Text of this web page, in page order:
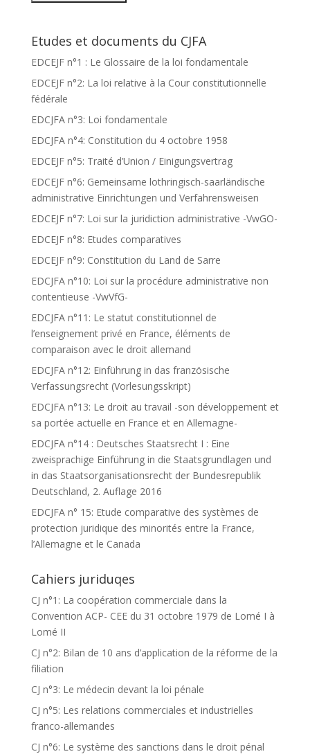
Etudes et documents du CJFA
EDCEJF n°1 : Le Glossaire de la loi fondamentale
EDCEJF n°2: La loi relative à la Cour constitutionnelle
fédérale
EDCJFA n°3: Loi fondamentale
EDCJFA n°4: Constitution du 4 octobre 1958
EDCEJF n°5: Traité d’Union / Einigungsvertrag
EDCEJF n°6: Gemeinsame lothringisch-saarländische
administrative Einrichtungen und Verfahrensweisen
EDCEJF n°7: Loi sur la juridiction administrative -VwGO-
EDCEJF n°8: Etudes comparatives
EDCEJF n°9: Constitution du Land de Sarre
EDCJFA n°10: Loi sur la procédure administrative non
contentieuse -VwVfG-
EDCJFA n°11: Le statut constitutionnel de
l’enseignement privé en France, éléments de
comparaison avec le droit allemand
EDCJFA n°12: Einführung in das französische
Verfassungsrecht (Vorlesungsskript)
EDCJFA n°13: Le droit au travail -son développement et
sa portée actuelle en France et en Allemagne-
EDCJFA n°14 : Deutsches Staatsrecht I : Eine
zweisprachige Einführung in die Staatsgrundlagen und
in das Staatsorganisationsrecht der Bundesrepublik
Deutschland, 2. Auflage 2016
EDCJFA n° 15: Etude comparative des systèmes de
protection juridique des minorités entre la France,
l’Allemagne et le Canada
Cahiers juriduqes
CJ n°1: La coopération commerciale dans la
Convention ACP- CEE du 31 octobre 1979 de Lomé I à
Lomé II
CJ n°2: Bilan de 10 ans d’application de la réforme de la
filiation
CJ n°3: Le médecin devant la loi pénale
CJ n°5: Les relations commerciales et industrielles
franco-allemandes
CJ n°6: Le système des sanctions dans le droit pénal